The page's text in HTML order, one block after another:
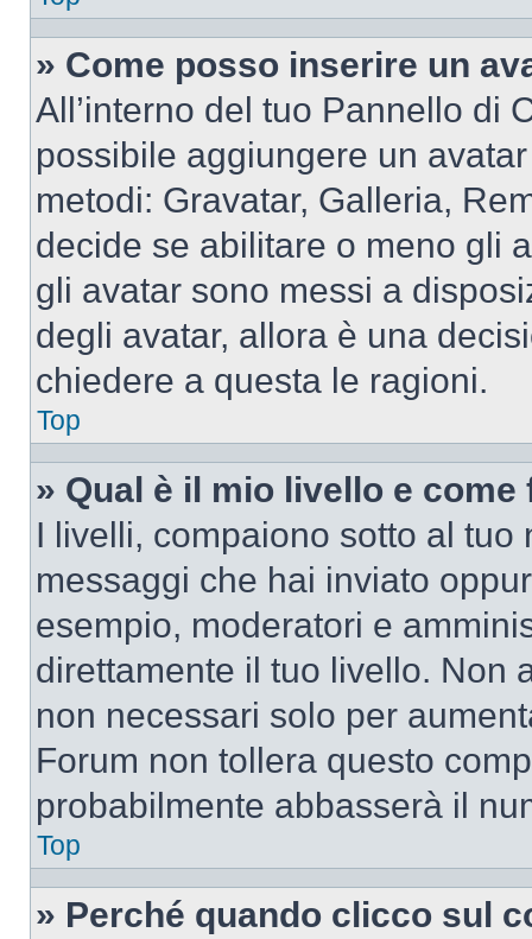
» Come posso inserire un
All’interno del tuo Pannello di
possibile aggiungere un
metodi: Gravatar, Galleria,
decide se abilitare o meno gli
gli avatar sono messi a
degli avatar, allora è una
chiedere a questa le ragioni.
Top
» Qual è il mio livello e
I livelli, compaiono sotto al
messaggi che hai inviato
esempio, moderatori e
direttamente il tuo livello. Non
non necessari solo per
Forum non tollera questo
probabilmente abbasserà il
Top
» Perché quando clicco sul